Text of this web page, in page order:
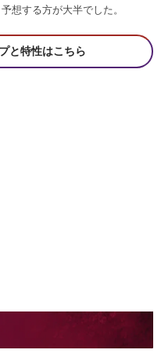
想する方が大半でした。
と特性はこちら